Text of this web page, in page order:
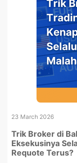
23 March 2026
Trik Broker di
Eksekusinya
Requote Terus?